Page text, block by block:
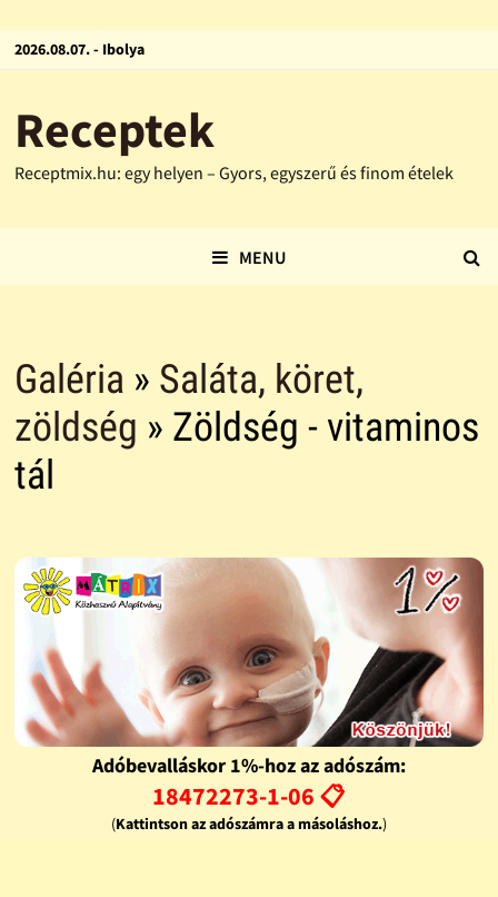
2026.08.07. - Ibolya
Receptek
Receptmix.hu: egy helyen – Gyors, egyszerű és finom ételek
MENU
Galéria » Saláta, köret,
zöldség » Zöldség - vitaminos
tál
Adóbevalláskor 1%-hoz az adószám:
18472273-1-06 📋
(Kattintson az adószámra a másoláshoz.)